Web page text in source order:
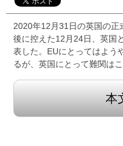
2020年12月31日の英国の正
後に控えた12月24日、英国
表した。EUにとってはよう
るが、英国にとって難関はこ
本